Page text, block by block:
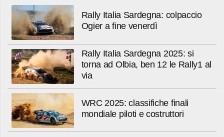
Rally Italia Sardegna: colpaccio
Ogier a fine venerdì
Rally Italia Sardegna 2025: si
torna ad Olbia, ben 12 le Rally1 al
via
WRC 2025: classifiche finali
mondiale piloti e costruttori